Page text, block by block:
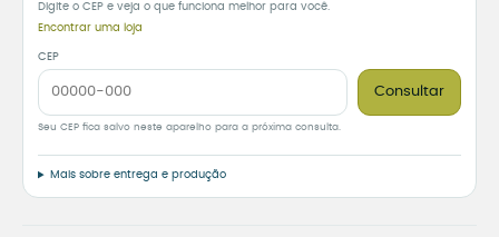
Digite o CEP e veja o que funciona melhor para você.
Encontrar uma loja
CEP
Consultar
Seu CEP fica salvo neste aparelho para a próxima consulta.
Mais sobre entrega e produção